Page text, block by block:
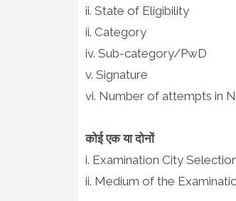
ii. State of Eligibility
ii. Category
iv. Sub-category/PwD
v. Signature
vi. Number of attempts in
कोई एक या दोनों
i. Examination City
ii. Medium of the